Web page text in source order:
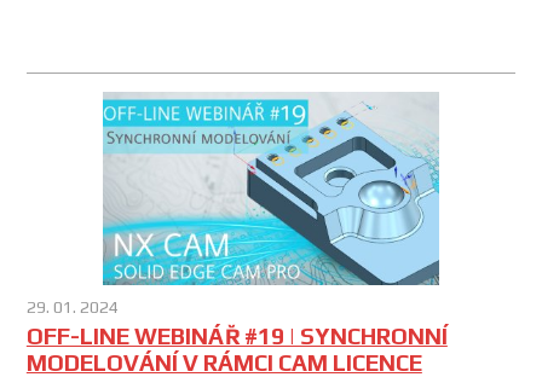
29. 01. 2024
OFF-LINE WEBINÁŘ #19 | SYNCHRONNÍ
MODELOVÁNÍ V RÁMCI CAM LICENCE